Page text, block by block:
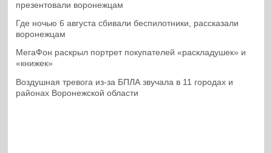
презентовали воронежцам
Где ночью 6 августа сбивали беспилотники, рассказали
воронежцам
МегаФон раскрыл портрет покупателей «раскладушек» и
«книжек»
Воздушная тревога из-за БПЛА звучала в 11 городах и
районах Воронежской области